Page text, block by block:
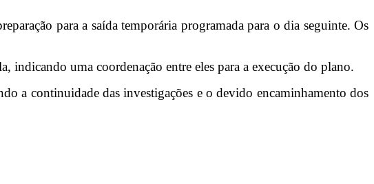
para a saída temporária programada para o dia seguinte. Os
indicando uma coordenação entre eles para a execução do plano.
a continuidade das investigações e o devido encaminhamento dos